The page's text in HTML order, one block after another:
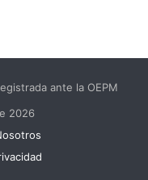
ante la OEPM
2026